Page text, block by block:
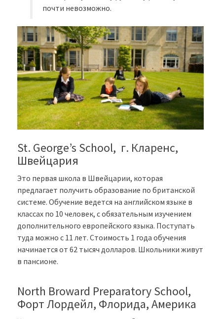
почти невозможно.
St. George’s School, г. Кларенс,
Швейцария
Это первая школа в Швейцарии, которая
предлагает получить образование по британской
системе. Обучение ведется на английском языке в
классах по 10 человек, с обязательным изучением
дополнительного европейского языка. Поступать
туда можно с 11 лет. Стоимость 1 года обучения
начинается от 62 тысяч долларов. Школьники живут
в пансионе.
North Broward Preparatory School,
Форт Лордейл, Флорида, Америка